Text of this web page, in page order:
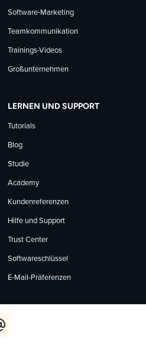
Software-Marketing
Teamkommunikation
Trainings-Videos
Großunternehmen
LERNEN UND SUPPORT
Tutorials
Blog
Studie
Academy
Kundenreferenzen
Hilfe und Support
Trust Center
Softwareschlüssel
E-Mail-Präferenzen